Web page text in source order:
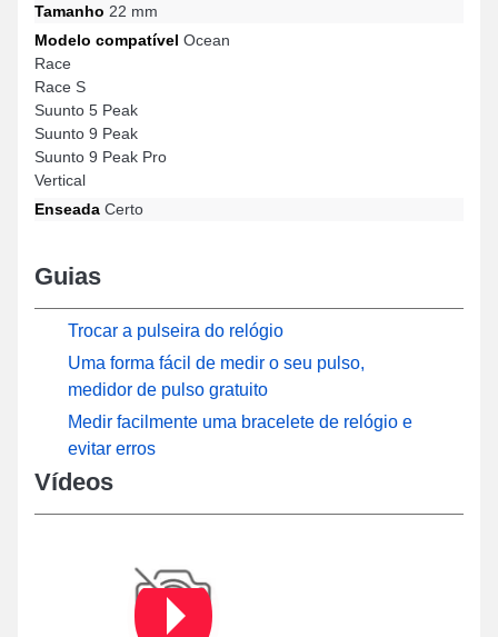
Tamanho 22 mm
Modelo compatível Ocean
Race
Race S
Suunto 5 Peak
Suunto 9 Peak
Suunto 9 Peak Pro
Vertical
Enseada Certo
Guias
Trocar a pulseira do relógio
Uma forma fácil de medir o seu pulso,
medidor de pulso gratuito
Medir facilmente uma bracelete de relógio e
evitar erros
Vídeos